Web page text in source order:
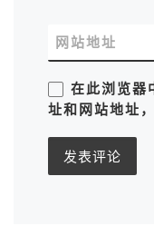
网站地址
在此浏览器
址和网站地址